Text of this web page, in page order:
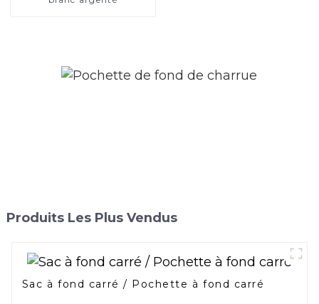
Produits Les Plus Vendus
Sac à fond carré / Pochette à fond carré